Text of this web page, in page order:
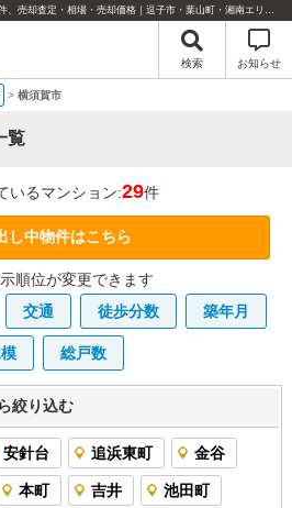
横須賀市のマンション情報｜購入・売り物件、売却査定・相場・売却価格｜逗子市・葉山町・湘南エリアの不動産のことならセンチュリー21リビングライフにお任せください！
検索 お知らせ
> 横須賀市
覧
いるマンション:29件
し中物件はこちら
順位が変更できます
交通 徒歩分数 築年月
総戸数
絞り込む
安針台 追浜東町 金谷
本町 吉井 池田町